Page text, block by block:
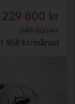
229 800 kr
249 800 kr
1 958 kr/månad